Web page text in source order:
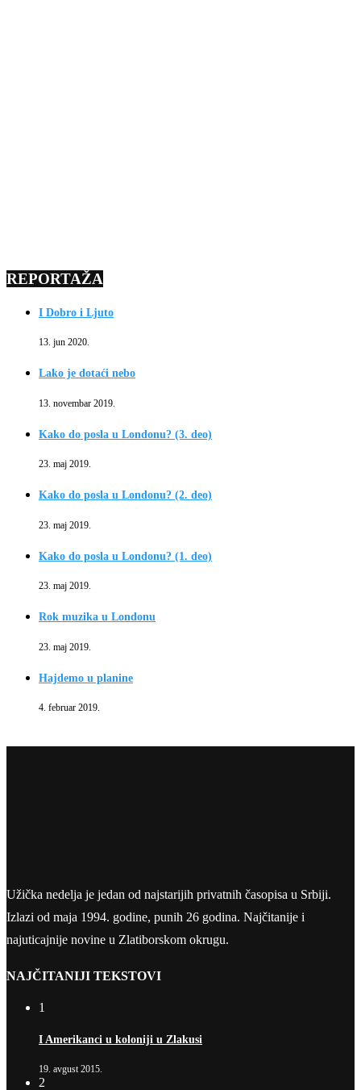
REPORTAŽA
I Dobro i Ljuto
13. jun 2020.
Lako je dotaći nebo
13. novembar 2019.
Kako do posla u Londonu? (3. deo)
23. maj 2019.
Kako do posla u Londonu? (2. deo)
23. maj 2019.
Kako do posla u Londonu? (1. deo)
23. maj 2019.
Rok muzika u Londonu
23. maj 2019.
Hajdemo u planine
4. februar 2019.
Užička nedelja je jedan od najstarijih privatnih časopisa u Srbiji.
Izlazi od maja 1994. godine, punih 26 godina. Najčitanije i
najuticajnije novine u Zlatiborskom okrugu.
NAJČITANIJI TEKSTOVI
1
I Amerikanci u koloniji u Zlakusi
19. avgust 2015.
2